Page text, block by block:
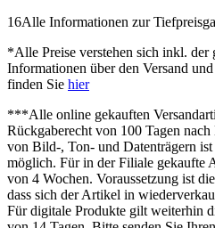
16Alle Informationen zur
*Alle Preise verstehen sich inkl. der
Informationen über den Versand
finden Sie hier
***Alle online gekauften
Rückgaberecht von 100 Tagen
von Bild-, Ton- und Datenträgern
möglich. Für in der Filiale gekaufte
von 4 Wochen. Voraussetzung ist
dass sich der Artikel in
Für digitale Produkte gilt weiterhin